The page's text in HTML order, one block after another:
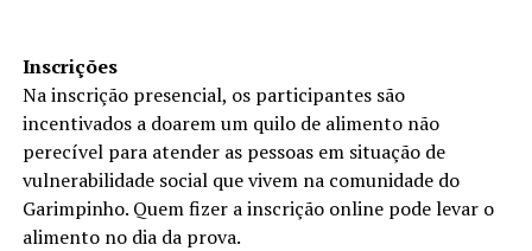
Inscrições
Na inscrição presencial, os participantes são
incentivados a doarem um quilo de alimento não
perecível para atender as pessoas em situação de
vulnerabilidade social que vivem na comunidade do
Garimpinho. Quem fizer a inscrição online pode levar o
alimento no dia da prova.